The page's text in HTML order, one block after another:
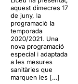
aquest dimecres 17
de juny, la
programació la
temporada
2020/2021. Una
nova programació
especial i adaptada
a les mesures
sanitàries que
marquen les […]